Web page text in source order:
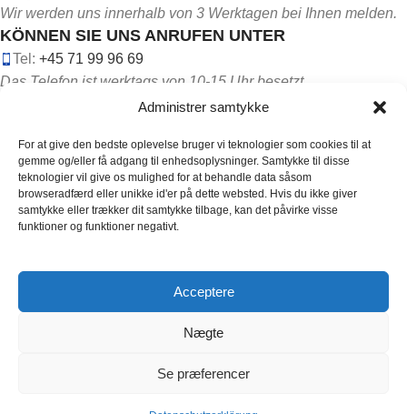
Administrer samtykke
For at give den bedste oplevelse bruger vi teknologier som cookies til at
gemme og/eller få adgang til enhedsoplysninger. Samtykke til disse
teknologier vil give os mulighed for at behandle data såsom
browseradfærd eller unikke id'er på dette websted. Hvis du ikke giver
samtykke eller trækker dit samtykke tilbage, kan det påvirke visse
funktioner og funktioner negativt.
Acceptere
Nægte
Se præferencer
Wir werden uns innerhalb von 3 Werktagen bei Ihnen melden.
KÖNNEN SIE UNS ANRUFEN UNTER
Tel: +45 71 99 96 69
Das Telefon ist werktags von 10-15 Uhr besetzt.
FOLGEN SIE UNS IN DEN SOZIALEN MEDIEN:
Designet afCoder Embassy
78.00 -